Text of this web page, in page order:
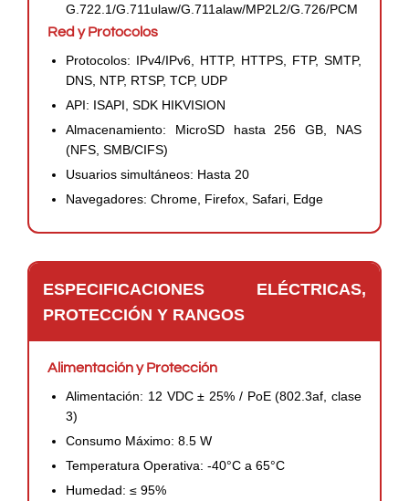
G.722.1/G.711ulaw/G.711alaw/MP2L2/G.726/PCM
Red y Protocolos
Protocolos: IPv4/IPv6, HTTP, HTTPS, FTP, SMTP,
DNS, NTP, RTSP, TCP, UDP
API: ISAPI, SDK HIKVISION
Almacenamiento: MicroSD hasta 256 GB, NAS
(NFS, SMB/CIFS)
Usuarios simultáneos: Hasta 20
Navegadores: Chrome, Firefox, Safari, Edge
ESPECIFICACIONES ELÉCTRICAS,
PROTECCIÓN Y RANGOS
Alimentación y Protección
Alimentación: 12 VDC ± 25% / PoE (802.3af, clase
3)
Consumo Máximo: 8.5 W
Temperatura Operativa: -40°C a 65°C
Humedad: ≤ 95%